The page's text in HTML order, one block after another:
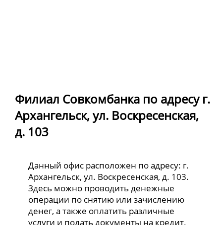
Филиал Совкомбанка по адресу г.
Архангельск, ул. Воскресенская,
д. 103
Данный офис расположен по адресу: г.
Архангельск, ул. Воскресенская, д. 103.
Здесь можно проводить денежные
операции по снятию или зачислению
денег, а также оплатить различные
услуги и подать документы на кредит.